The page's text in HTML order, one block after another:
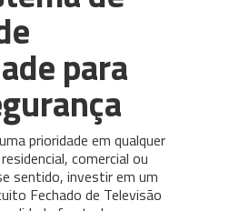
para
prioridade em qualquer
comercial ou
sentido, investir em um
Fechado de Televisão